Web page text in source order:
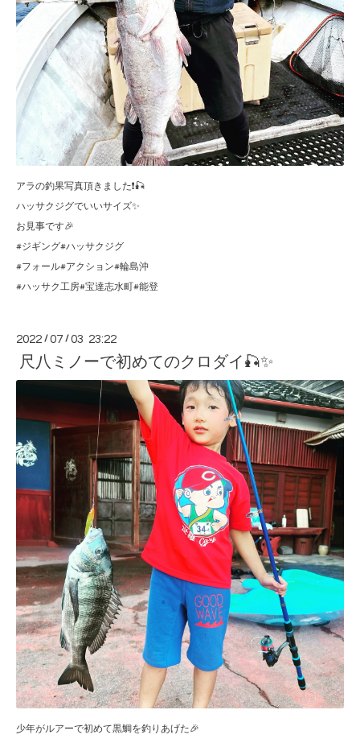
アラの釣果写真頂きました❗️🎣
ハッサクジグでいいサイズ✨
お見事です🎉
#ジギング#ハッサクジグ
#フォール#アクション#輪島沖
#ハッサク工房#宝達志水町#能登
2022 /07 /03 23:22
尺八ミノーで初めてのクロダイ🎣✨
少年がルアーで初めて黒鯛を釣りあげた🎉